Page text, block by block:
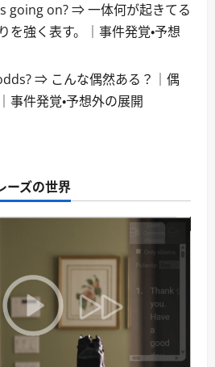
going on? ⇒ 一体何が起きてる
を強く表す。｜事件発覚・予想
⇒ こんな偶然ある？｜偶
事件発覚・予想外の展開
ーズの世界